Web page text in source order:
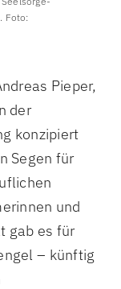
Foto:
Pieper,
der
konzipiert
Segen für
und
gab es für
– künftig